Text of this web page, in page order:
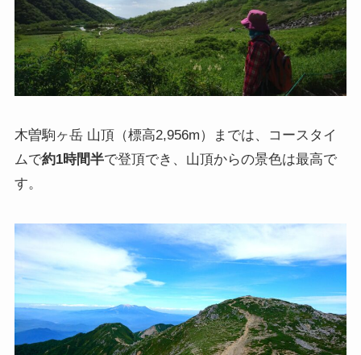
木曽駒ヶ岳 山頂（標高2,956m）までは、コースタイ
ムで約1時間半で登頂でき、山頂からの景色は最高で
す。